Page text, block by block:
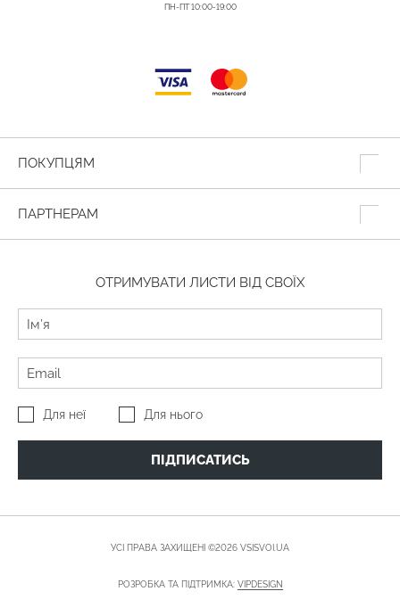
ПН-ПТ 10:00-19:00
ПОКУПЦЯМ
ПАРТНЕРАМ
ОТРИМУВАТИ ЛИСТИ ВІД СВОЇХ
Для неї Для нього
ПІДПИСАТИСЬ
УСІ ПРАВА ЗАХИЩЕНІ ©2026 VSISVOI.UA
РОЗРОБКА ТА ПІДТРИМКА: VIPDESIGN